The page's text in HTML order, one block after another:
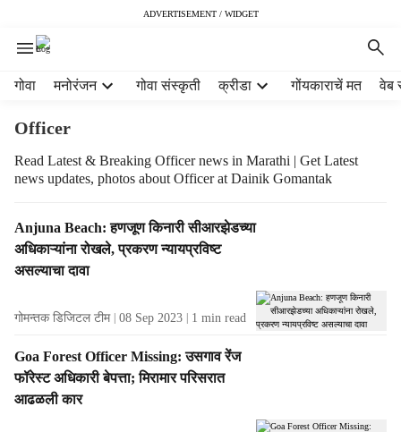
ADVERTISEMENT / WIDGET
गोवा मनोरंजन गोवा संस्कृती क्रीडा गोंयकाराचें मत वेब
Officer
Read Latest & Breaking Officer news in Marathi | Get Latest
news updates, photos about Officer at Dainik Gomantak
T
a
g
s
l
t
s
Anjuna Beach: हणजूण किनारी सीआरझेडच्या
अधिकाऱ्यांना रोखले, प्रकरण न्यायप्रविष्ट
असल्याचा दावा
गोमन्तक डिजिटल टीम 08 Sep 2023 1 min read
Goa Forest Officer Missing: उसगाव रेंज
फॉरेस्ट अधिकारी बेपत्ता; मिरामार परिसरात
आढळली कार